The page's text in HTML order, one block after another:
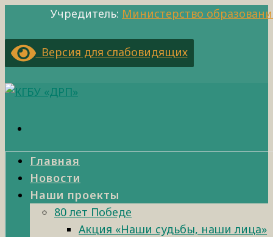
Учредитель: Министерство
Версия для слабовидящих
Главная
Новости
Наши проекты
80 лет Победе
Акция «Наши судьбы, наши лица»